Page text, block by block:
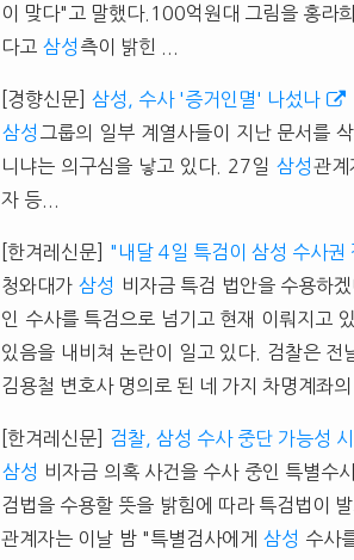
이 맞다"고 말했다.100억원대 그림을 홍라
다고 삼성 측이 밝힌 ...
[경향신문] 삼성, 수사 '증거인멸' 나섰나
삼성 그룹의 일부 계열사들이 지난 문서를
니냐는 의구심을 낳고 있다. 27일 삼성 관
자 등...
[한겨레신문]
"내달 4일 특검이 삼성 수사
청와대가 삼성
비자금 특검 법안을 수용하
인 수사를 특검으로 넘기고 현재 이뤄지고
있음을 내비쳐 논란이 일고 있다. 검찰은 전
김용철 변호사 명의로 된 네 가지 차명계좌
[한겨레신문]
검찰, 삼성 수사 중단 가능성
삼성 비자금 의혹 사건을 수사 중인 특별수
검법을 수용할 뜻을 밝힘에 따라 특검법이
관계자는 이날 밤 "특별검사에게 삼성 수사